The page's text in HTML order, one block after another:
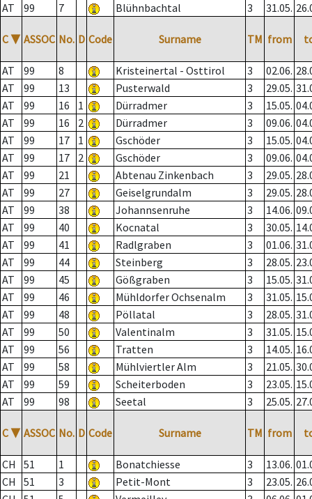
AT
99 7 Blühnbachtal 3 31.05.
C ▼ ASSOC No. D Code Surname TM from
AT 99 8 Kristeinertal - Osttirol 3 02.06.
AT
99 13 Pusterwald 3 29.05.
AT
99 16 1 Dürradmer 3 15.05.
AT
99 16 2 Dürradmer 3 09.06.
AT
99 17 1 Gschöder 3 15.05.
AT
99 17 2 Gschöder 3 09.06.
AT
99 21 Abtenau Zinkenbach 3 29.05.
AT
99 27 Geiselgrundalm 3 29.05.
AT
99 38 Johannsenruhe 3 14.06.
AT
99 40 Kocnatal 3 30.05.
AT
99 41 Radlgraben 3 01.06.
AT
99 44 Steinberg 3 28.05.
AT
99 45 Gößgraben 3 15.05.
AT
99 46 Mühldorfer Ochsenalm 3 31.05.
AT
99 48 Pöllatal 3 28.05.
AT
99 50 Valentinalm 3 31.05.
AT
99 56 Tratten 3 14.05.
AT
99 58 Mühlviertler Alm 3 21.05.
AT
99 59 Scheiterboden 3 23.05.
AT
99 98 Seetal 3 25.05.
C ▼ ASSOC No. D Code Surname TM from
CH 51 1 Bonatchiesse 3 13.06.
CH
51 3 Petit-Mont 3 23.05.